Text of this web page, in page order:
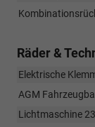
Räder &
Elektrische
AGM
Lichtmaschine